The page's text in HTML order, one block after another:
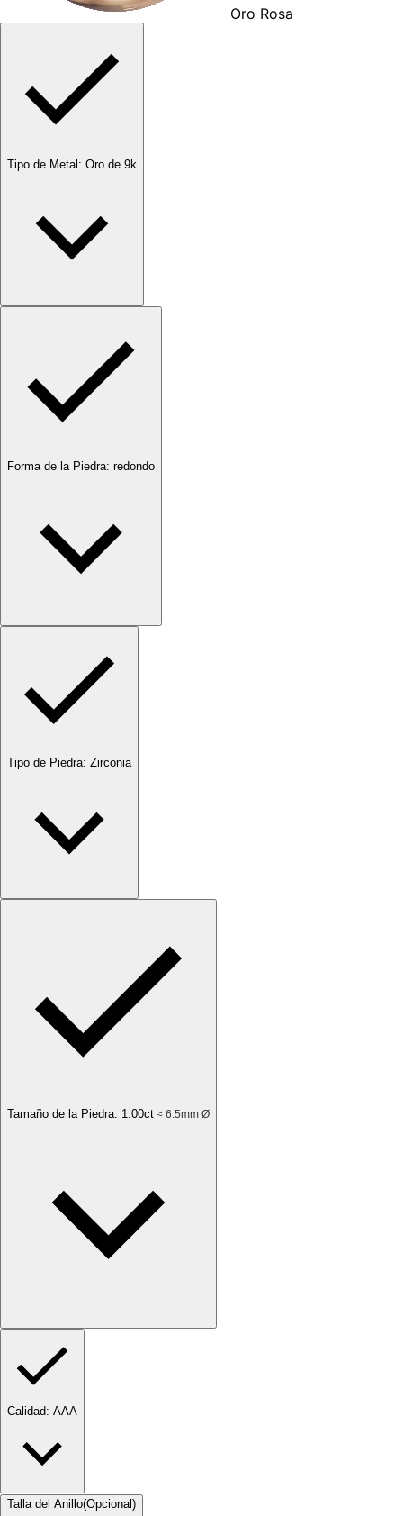
Oro Rosa
Tipo de Metal: Oro de 9k
Forma de la Piedra: redondo
Tipo de Piedra: Zirconia
Tamaño de la Piedra: 1.00ct ≈ 6.5mm Ø
Calidad: AAA
Talla del Anillo(Opcional)